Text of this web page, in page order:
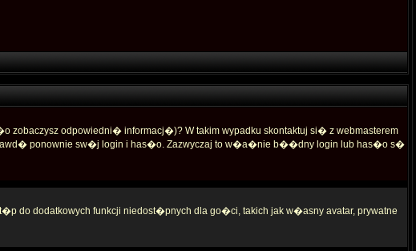
odpowiedni� informacj�)? W takim wypadku skontaktuj si� z webmasterem
ponownie sw�j login i has�o. Zazwyczaj to w�a�nie b��dny login lub has�o s�
do dodatkowych funkcji niedost�pnych dla go�ci, takich jak w�asny avatar, prywatne